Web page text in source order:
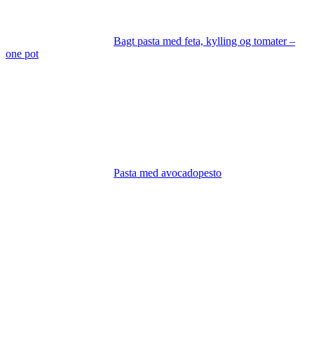
Bagt pasta med feta, kylling og tomater –
one pot
Pasta med avocadopesto